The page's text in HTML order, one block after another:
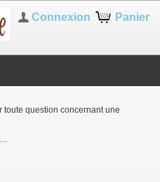
Panier
Connexion
toute question concernant une
…